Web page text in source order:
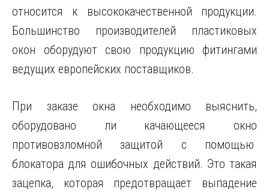
относится к высококачественной продукции.
Большинство производителей пластиковых
окон оборудуют свою продукцию фитингами
ведущих европейских поставщиков.
При заказе окна необходимо выяснить,
оборудовано ли качающееся окно
противовзломной защитой с помощью
блокатора для ошибочных действий. Это такая
зацепка, которая предотвращает выпадение